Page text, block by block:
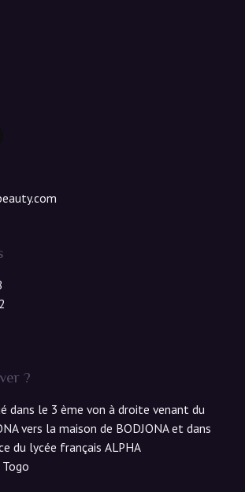
?
dans le 3 ème von à droite venant du
vers la maison de BODJONA et dans
du lycée français ALPHA